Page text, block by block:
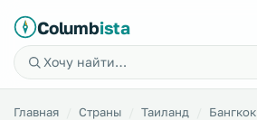
Columbista
Главная Страны Таиланд
Бангкок